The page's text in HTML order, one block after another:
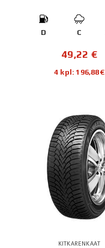
D C
49,22 €
4 kpl: 196,88€
KITKARENKAAT